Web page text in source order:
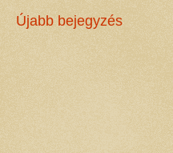
Újabb bejegyzés